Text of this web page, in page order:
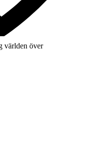
världen över